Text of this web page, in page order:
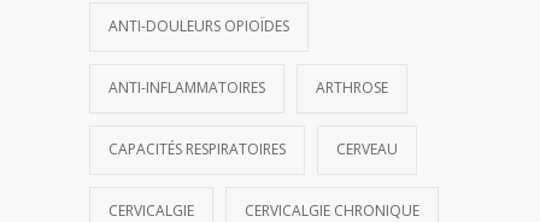
ANTI-DOULEURS OPIOÏDES
ANTI-INFLAMMATOIRES ARTHROSE
CAPACITÉS RESPIRATOIRES CERVEAU
CERVICALGIE CERVICALGIE CHRONIQUE